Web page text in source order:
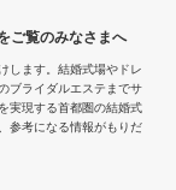
ご覧のみなさまへ
します。結婚式場やドレ
ブライダルエステまでサ
実現する首都圏の結婚式
参考になる情報がもりだ